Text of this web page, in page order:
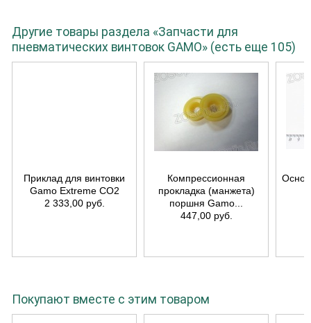
Другие товары раздела «Запчасти для
пневматических винтовок GAMO» (есть еще 105)
Приклад для винтовки
Gamo Extreme CO2
2 333,00 руб.
Компрессионная
прокладка (манжета)
поршня Gamo...
447,00 руб.
Покупают вместе с этим товаром